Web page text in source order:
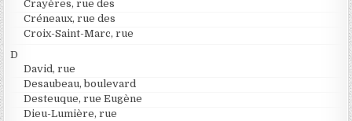
Crayères, rue des
Créneaux, rue des
Croix-Saint-Marc, rue
D
David, rue
Desaubeau, boulevard
Desteuque, rue Eugène
Dieu-Lumière, rue